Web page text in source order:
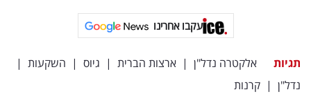
עקבו אחרינו
תגיות אלקטרה נדל"ן | ארצות הברית | גיוס | השקעות |
נדל"ן | קרנות